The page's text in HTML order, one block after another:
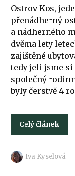
Ostrov Kos,
přenádherný
a nádherného
dvěma lety
zajištěné
tedy jeli jsme
společný
byly čerstvě 4
Celý článek
Iva Kyselová